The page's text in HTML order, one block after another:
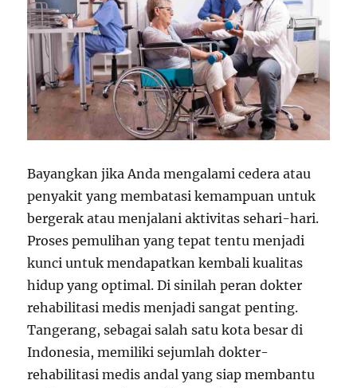
Bayangkan jika Anda mengalami cedera atau
penyakit yang membatasi kemampuan untuk
bergerak atau menjalani aktivitas sehari-hari.
Proses pemulihan yang tepat tentu menjadi
kunci untuk mendapatkan kembali kualitas
hidup yang optimal. Di sinilah peran dokter
rehabilitasi medis menjadi sangat penting.
Tangerang, sebagai salah satu kota besar di
Indonesia, memiliki sejumlah dokter-
rehabilitasi medis andal yang siap membantu